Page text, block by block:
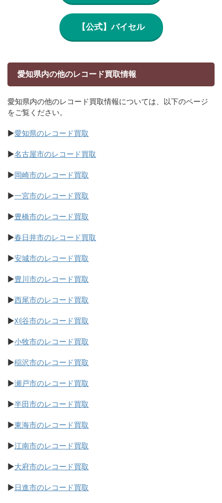
【公式】バイセル
愛知県内の他のレコード買取情報
愛知県内の他のレコード買取情報については、以下のページ
をご覧ください。
▶愛知県のレコード買取
▶名古屋市のレコード買取
▶岡崎市のレコード買取
▶一宮市のレコード買取
▶豊橋市のレコード買取
▶春日井市のレコード買取
▶安城市のレコード買取
▶豊川市のレコード買取
▶西尾市のレコード買取
▶刈谷市のレコード買取
▶小牧市のレコード買取
▶稲沢市のレコード買取
▶瀬戸市のレコード買取
▶半田市のレコード買取
▶東海市のレコード買取
▶江南市のレコード買取
▶大府市のレコード買取
▶日進市のレコード買取